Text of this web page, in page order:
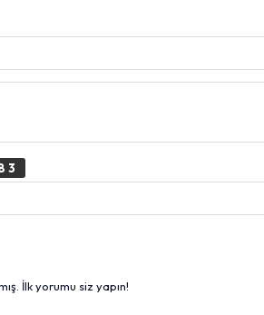
İlk yorumu siz yapın!